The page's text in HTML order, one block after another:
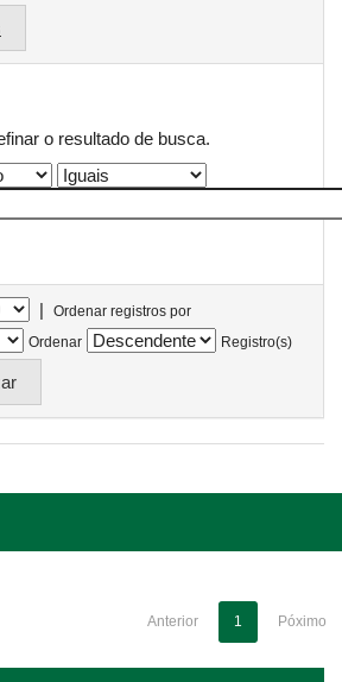
o resultado de busca.
|
Ordenar registros por
Ordenar
Registro(s)
Anterior 1 Póximo